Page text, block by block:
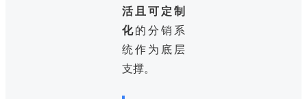
活且可定制
化的分销系
统作为底层
支撑。